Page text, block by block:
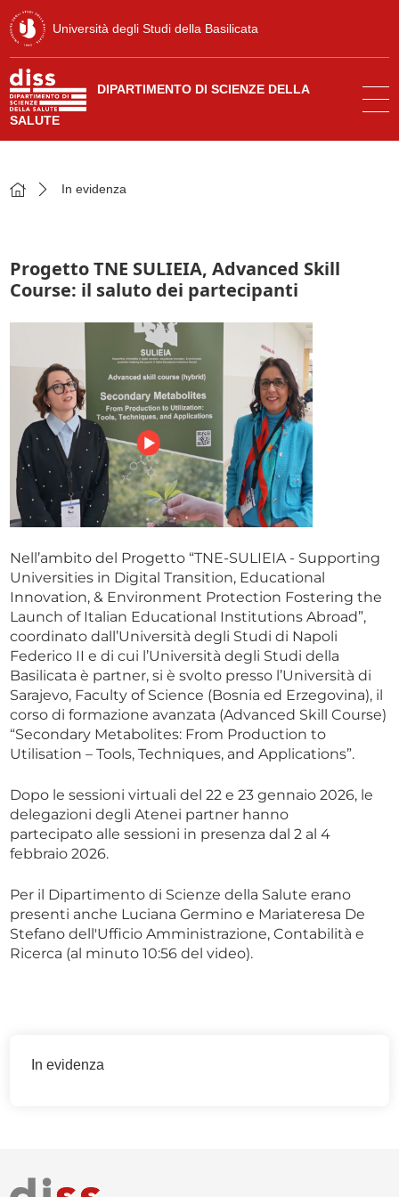
Università degli Studi della Basilicata
DIPARTIMENTO DI SCIENZE DELLA
SALUTE
In evidenza
Progetto TNE SULIEIA, Advanced Skill
Course: il saluto dei partecipanti
Nell’ambito del Progetto “TNE-SULIEIA - Supporting
Universities in Digital Transition, Educational
Innovation, & Environment Protection Fostering the
Launch of Italian Educational Institutions Abroad”,
coordinato dall’Università degli Studi di Napoli
Federico II e di cui l’Università degli Studi della
Basilicata è partner, si è svolto presso l’Università di
Sarajevo, Faculty of Science (Bosnia ed Erzegovina), il
corso di formazione avanzata (Advanced Skill Course)
“Secondary Metabolites: From Production to
Utilisation – Tools, Techniques, and Applications”.
Dopo le sessioni virtuali del 22 e 23 gennaio 2026, le
delegazioni degli Atenei partner hanno
partecipato alle sessioni in presenza dal 2 al 4
febbraio 2026.
Per il Dipartimento di Scienze della Salute erano
presenti anche Luciana Germino e Mariateresa De
Stefano dell'Ufficio Amministrazione, Contabilità e
Ricerca (al minuto 10:56 del video).
In evidenza